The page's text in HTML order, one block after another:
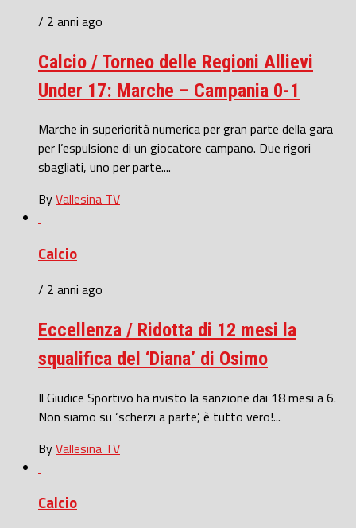
/ 2 anni ago
Calcio / Torneo delle Regioni Allievi
Under 17: Marche – Campania 0-1
Marche in superiorità numerica per gran parte della gara
per l’espulsione di un giocatore campano. Due rigori
sbagliati, uno per parte....
ByVallesina TV
Calcio
/ 2 anni ago
Eccellenza / Ridotta di 12 mesi la
squalifica del ‘Diana’ di Osimo
Il Giudice Sportivo ha rivisto la sanzione dai 18 mesi a 6.
Non siamo su ‘scherzi a parte’, è tutto vero!...
ByVallesina TV
Calcio